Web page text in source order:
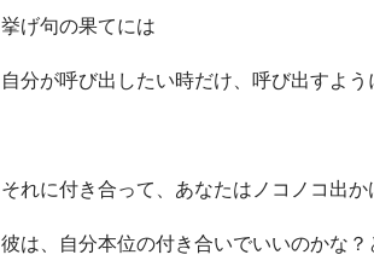
挙げ句の果てには
自分が呼び出したい時だけ、呼び出すよう
それに付き合って、あなたはノコノコ出か
彼は、自分本位の付き合いでいいのかな？